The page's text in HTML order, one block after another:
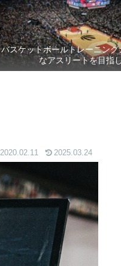
バスケットボールトレーニン
なアスリートを目指
2020.02.11 2025.03.24